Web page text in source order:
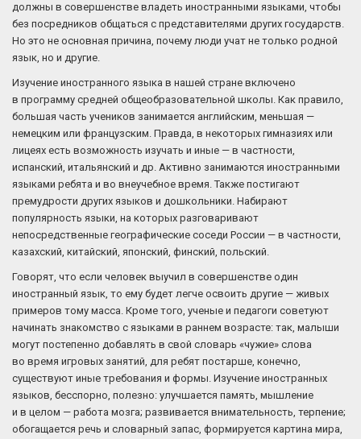
должны в совершенстве владеть иностранными языками, чтобы
без посредников общаться с представителями других государств.
Но это не основная причина, почему люди учат не только родной
язык, но и другие.
Изучение иностранного языка в нашей стране включено
в программу средней общеобразовательной школы. Как правило,
большая часть учеников занимается английским, меньшая —
немецким или французским. Правда, в некоторых гимназиях или
лицеях есть возможность изучать и иные — в частности,
испанский, итальянский и др. Активно занимаются иностранными
языками ребята и во внеучебное время. Также постигают
премудрости других языков и дошкольники. Набирают
популярность языки, на которых разговаривают
непосредственные географические соседи России — в частности,
казахский, китайский, японский, финский, польский.
Говорят, что если человек выучил в совершенстве один
иностранный язык, то ему будет легче освоить другие — живых
примеров тому масса. Кроме того, ученые и педагоги советуют
начинать знакомство с языками в раннем возрасте: так, малыши
могут постепенно добавлять в свой словарь «чужие» слова
во время игровых занятий, для ребят постарше, конечно,
существуют иные требования и формы. Изучение иностранных
языков, бесспорно, полезно: улучшается память, мышление
и в целом — работа мозга; развивается внимательность, терпение;
обогащается речь и словарный запас, формируется картина мира,